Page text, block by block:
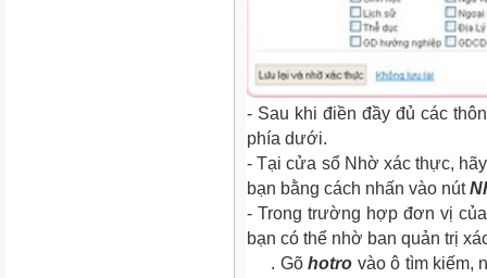
- Sau khi điền đầy đủ các
phía dưới.
- Tại cửa sổ Nhờ xác thực,
bạn bằng cách nhấn vào nút
- Trong trường hợp đơn vị
bạn có thể nhờ ban quản trị
. Gõhotro vào ô tìm kiếm,